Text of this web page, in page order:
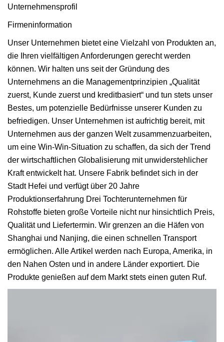
Unternehmensprofil
Firmeninformation
Unser Unternehmen bietet eine Vielzahl von Produkten an,
die Ihren vielfältigen Anforderungen gerecht werden
können. Wir halten uns seit der Gründung des
Unternehmens an die Managementprinzipien „Qualität
zuerst, Kunde zuerst und kreditbasiert“ und tun stets unser
Bestes, um potenzielle Bedürfnisse unserer Kunden zu
befriedigen. Unser Unternehmen ist aufrichtig bereit, mit
Unternehmen aus der ganzen Welt zusammenzuarbeiten,
um eine Win-Win-Situation zu schaffen, da sich der Trend
der wirtschaftlichen Globalisierung mit unwiderstehlicher
Kraft entwickelt hat. Unsere Fabrik befindet sich in der
Stadt Hefei und verfügt über 20 Jahre
Produktionserfahrung Drei Tochterunternehmen für
Rohstoffe bieten große Vorteile nicht nur hinsichtlich Preis,
Qualität und Liefertermin. Wir grenzen an die Häfen von
Shanghai und Nanjing, die einen schnellen Transport
ermöglichen. Alle Artikel werden nach Europa, Amerika, in
den Nahen Osten und in andere Länder exportiert. Die
Produkte genießen auf dem Markt stets einen guten Ruf.